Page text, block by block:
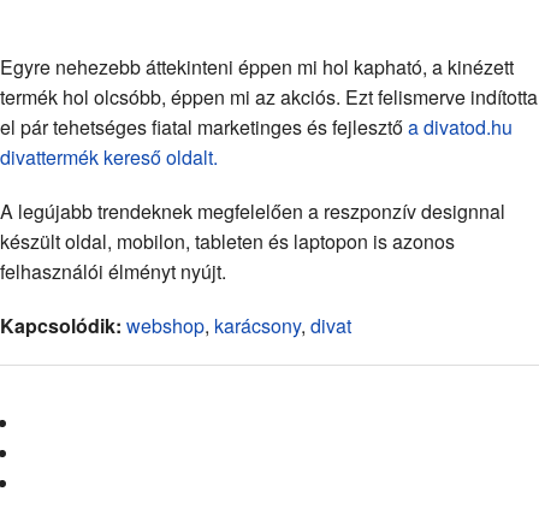
Egyre nehezebb áttekinteni éppen mi hol kapható, a kinézett
termék hol olcsóbb, éppen mi az akciós. Ezt felismerve indította
el pár tehetséges fiatal marketinges és fejlesztőa divatod.hu
divattermék kereső oldalt.
A legújabb trendeknek megfelelően a reszponzív designnal
készült oldal, mobilon, tableten és laptopon is azonos
felhasználói élményt nyújt.
Kapcsolódik: webshop, karácsony, divat